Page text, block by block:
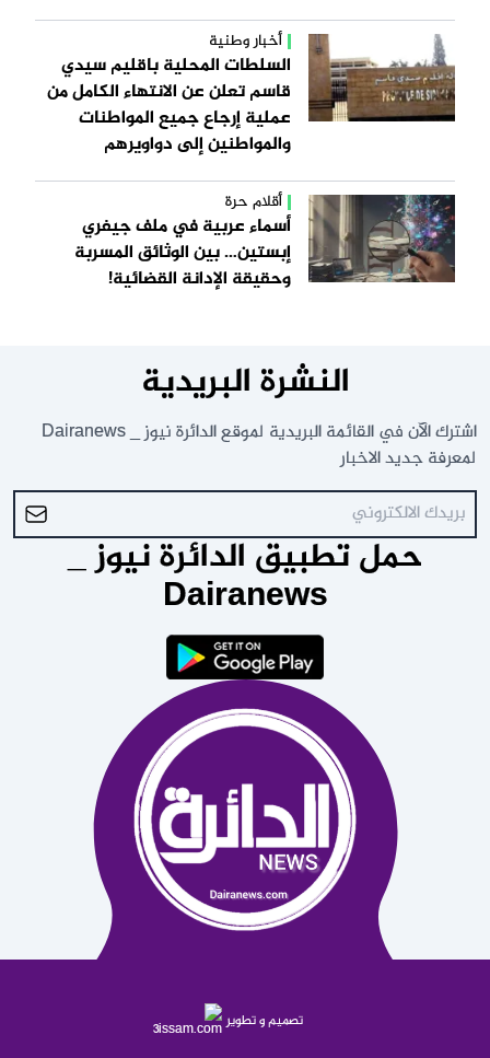
أخبار وطنية
السلطات المحلية باقليم سيدي
قاسم تعلن عن الانتهاء الكامل من
عملية إرجاع جميع المواطنات
والمواطنين إلى دواويرهم
أقلام حرة
أسماء عربية في ملف جيفري
إبستين… بين الوثائق المسربة
وحقيقة الإدانة القضائية!
النشرة البريدية
اشترك الآن في القائمة البريدية لموقع الدائرة نيوز _ Dairanews
لمعرفة جديد الاخبار
حمل تطبيق الدائرة نيوز _
Dairanews
تصميم و تطوير